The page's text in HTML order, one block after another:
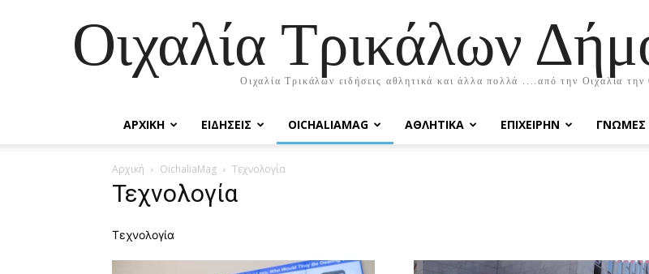
Οιχαλία Τρικάλων
Οιχαλία Τρικάλων ειδήσεις αθλητικά και άλλα πολλά ....από την Οιχαλία
ΑΡΧΙΚΉ ΕΙΔΗΣΕΙΣ OICHALIAMAG ΑΘΛΗΤΙΚΆ EΠΙΧΕΙΡΉΝ ΓΝΏΜΕΣ
Αρχική OichaliaMag Τεχνολογία
Τεχνολογία
Τεχνολογία